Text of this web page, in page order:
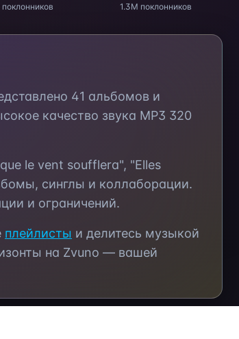
1.3M поклонников
41 альбомов и
качество звука MP3 320
le vent soufflera", "Elles
синглы и коллаборации.
и ограничений.
плейлисты и делитесь музыкой
на Zvuno — вашей